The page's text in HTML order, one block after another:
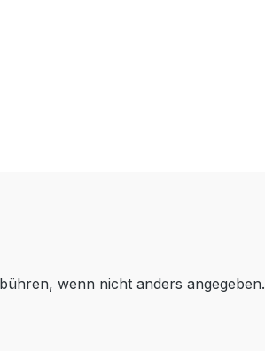
wenn nicht anders angegeben.